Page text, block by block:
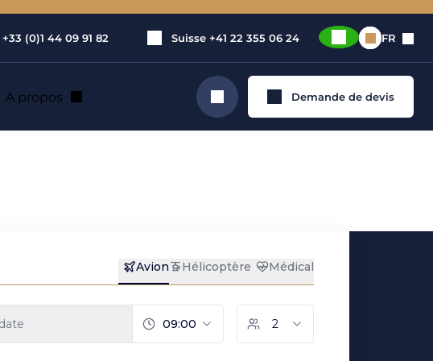
+33 (0)1 44 09 91 82 Suisse +41 22 355 06 24 FR
A propos Rechercher Demande de devis